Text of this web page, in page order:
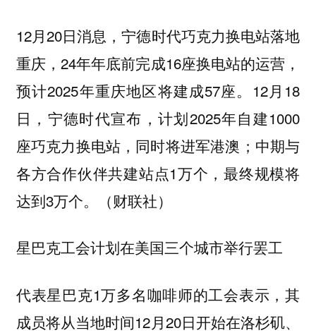
12月20日消息，宁德时代巧克力换电站落地
重庆，24年年底前完成16座换电站的运营，
预计2025年重庆地区将建成57座。12月18
日，宁德时代宣布，计划2025年自建1000
座巧克力换电站，同时将进军港澳；中期与
各方合作伙伴共建站点1万个，最终规模将
达到3万个。（财联社）
星巴克工会计划在美国三个城市举行罢工
代表星巴克1万多名咖啡师的工会表示，其
成员将从当地时间12月20日开始在洛杉矶、